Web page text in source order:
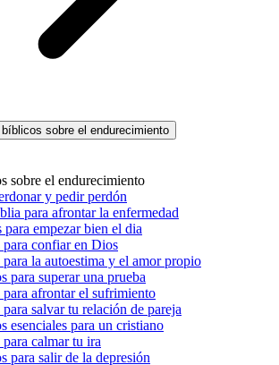
sobre el endurecimiento
sobre el endurecimiento
y pedir perdón
para afrontar la enfermedad
empezar bien el dia
confiar en Dios
la autoestima y el amor propio
para superar una prueba
afrontar el sufrimiento
salvar tu relación de pareja
esenciales para un cristiano
calmar tu ira
para salir de la depresión